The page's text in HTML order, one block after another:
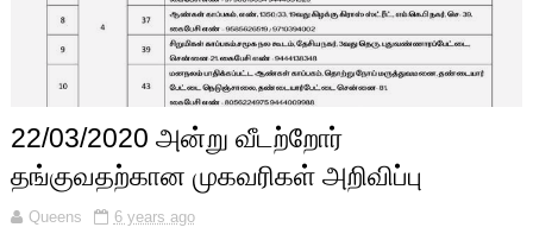
22/03/2020 அன்று வீடற்றோர்
தங்குவதற்கான முகவரிகள் அறிவிப்பு
Queens 6 years ago